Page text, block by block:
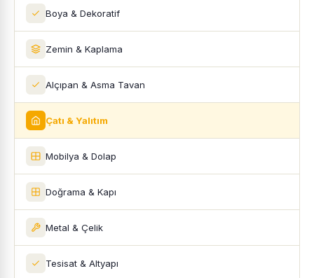
Boya & Dekoratif
Zemin & Kaplama
Alçıpan & Asma Tavan
Çatı & Yalıtım
Mobilya & Dolap
Doğrama & Kapı
Metal & Çelik
Tesisat & Altyapı